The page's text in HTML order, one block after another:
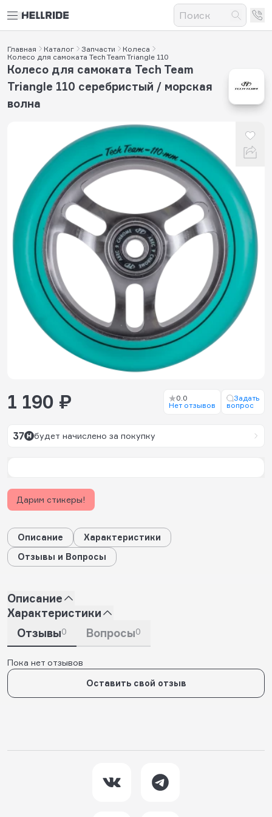
Главная Каталог Запчасти
Колеса
Колесо для самоката Tech Team Triangle 110
Колесо для самоката Tech Team
Triangle 110 серебристый / морская
волна
1 190 ₽
0.0
Нет отзывов
Задать
вопрос
37 будет начислено за покупку
Дарим стикеры!
Описание
Характеристики
Отзывы и Вопросы
Описание
Характеристики
Отзывы0 Вопросы0
Пока нет отзывов
Оставить свой отзыв